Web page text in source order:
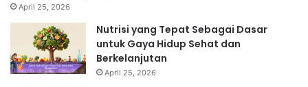
April 25, 2026
Nutrisi yang Tepat Sebagai Dasar
untuk Gaya Hidup Sehat dan
Berkelanjutan
April 25, 2026